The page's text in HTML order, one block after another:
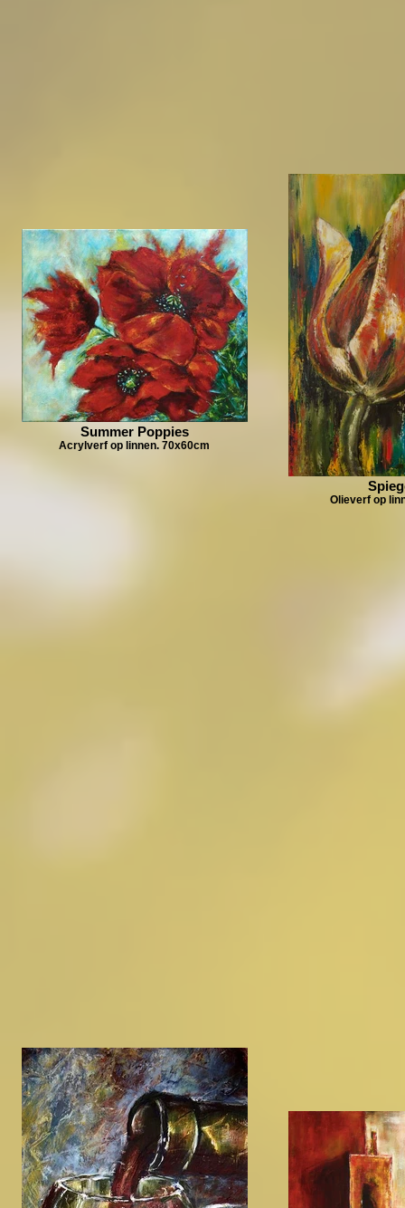
Summer Poppies
Acrylverf op linnen. 70x60cm
Olieverf op